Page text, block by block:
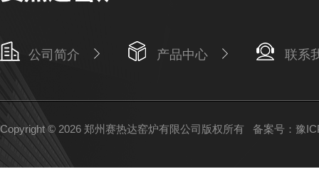
公司简介 产品中心 联系
Copyright © 2026 郑州赛热达窑炉有限公司版权所有 备案号：豫